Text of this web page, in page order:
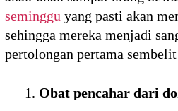
seminggu yang pasti akan
sehingga mereka menjadi
pertolongan pertama
Obat pencahar dari